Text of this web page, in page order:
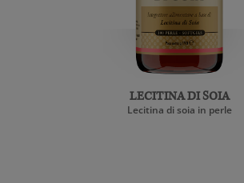
LECITINA DI SOIA
Lecitina di soia in perle